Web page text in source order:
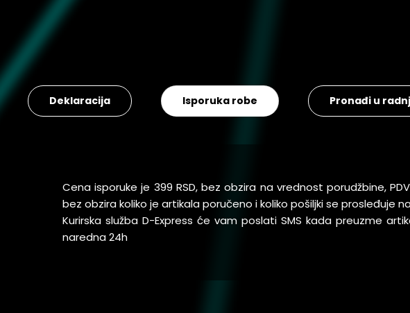
Deklaracija Isporuka robe Pronađi u
Cena isporuke je 399 RSD, bez obzira na vrednost porudžbine,
bez obzira koliko je artikala poručeno i koliko pošiljki se prosleđuje
Kurirska služba D-Express će vam poslati SMS kada preuzme
naredna 24h